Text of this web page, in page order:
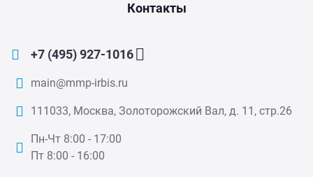
Контакты
+7 (495) 927-1016
main@mmp-irbis.ru
111033, Москва, Золоторожский Вал, д. 11, стр.26
Пн-Чт 8:00 - 17:00
Пт 8:00 - 16:00